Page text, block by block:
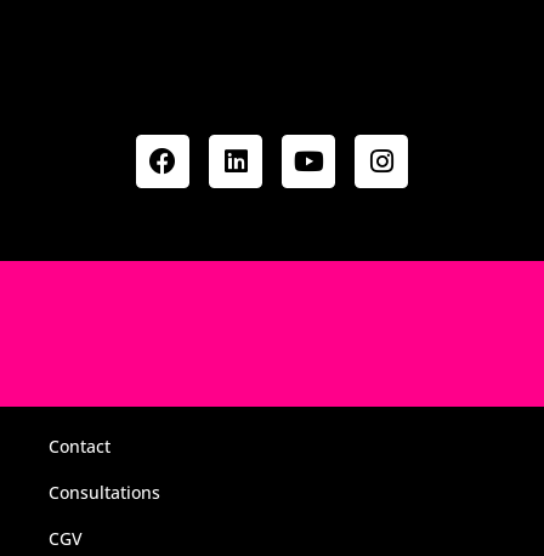
Contact
Consultations
CGV